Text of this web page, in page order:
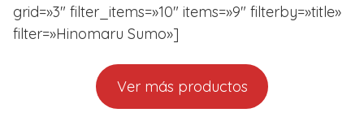
grid=»3″ filter_items=»10″ items=»9″ filterby=»title»
filter=»Hinomaru Sumo»]
Ver más productos